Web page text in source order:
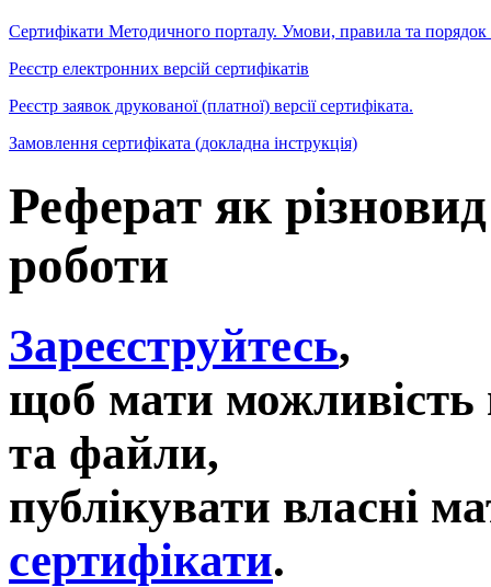
Сертифікати Методичного порталу. Умови, правила та порядок
Реєстр електронних версій сертифікатів
Реєстр заявок друкованої (платної) версії сертифіката.
Замовлення сертифіката (докладна інструкція)
Реферат як
роботи
Зареєструйтесь,
щоб мати можливість
та файли,
публікувати власні
сертифікати.